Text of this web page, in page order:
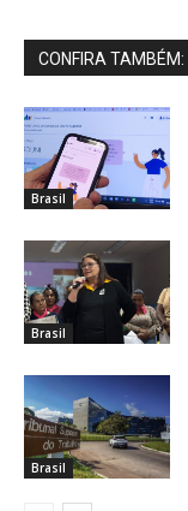
CONFIRA TAMBÉM:
Brasil
Brasil
Brasil